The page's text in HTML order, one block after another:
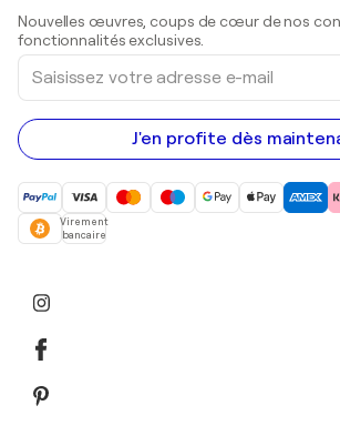
Peintures acryliques
Nouvelles œuvres, coups de cœur de nos
fonctionnalités exclusives.
Saisissez
votre
adresse
e-
mail
J'en profite dès
Virement
bancaire